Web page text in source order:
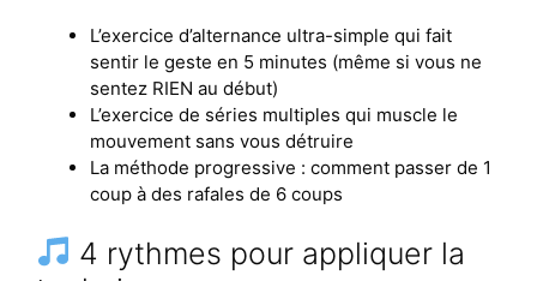
L’exercice d’alternance ultra-simple qui fait
sentir le geste en 5 minutes (même si vous ne
sentez RIEN au début)
L’exercice de séries multiples qui muscle le
mouvement sans vous détruire
La méthode progressive : comment passer de 1
coup à des rafales de 6 coups
4 rythmes pour appliquer la